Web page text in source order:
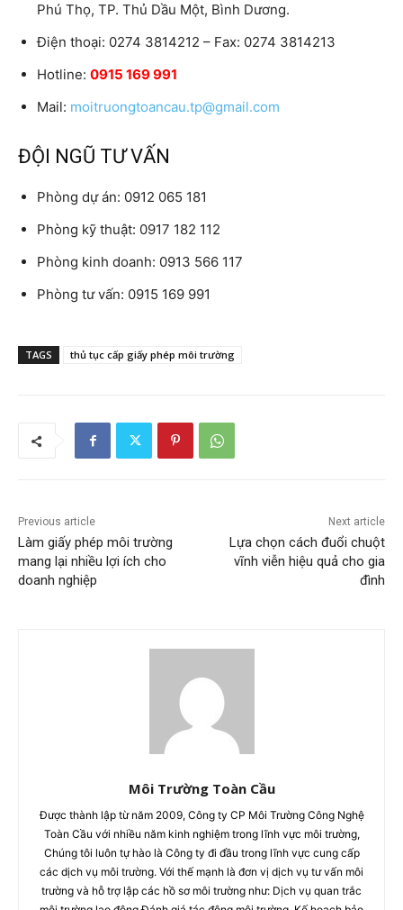
Phú Thọ, TP. Thủ Dầu Một, Bình Dương.
Điện thoại: 0274 3814212 – Fax: 0274 3814213
Hotline: 0915 169 991
Mail: moitruongtoancau.tp@gmail.com
ĐỘI NGŨ TƯ VẤN
Phòng dự án: 0912 065 181
Phòng kỹ thuật: 0917 182 112
Phòng kinh doanh: 0913 566 117
Phòng tư vấn: 0915 169 991
TAGS thủ tục cấp giấy phép môi trường
Previous article
Làm giấy phép môi trường
mang lại nhiều lợi ích cho
doanh nghiệp
Next article
Lựa chọn cách đuổi chuột
vĩnh viễn hiệu quả cho gia
đình
Môi Trường Toàn Cầu
Được thành lập từ năm 2009, Công ty CP Môi Trường Công Nghệ
Toàn Cầu với nhiều năm kinh nghiệm trong lĩnh vực môi trường,
Chúng tôi luôn tự hào là Công ty đi đầu trong lĩnh vực cung cấp
các dịch vụ môi trường. Với thế mạnh là đơn vị dịch vụ tư vấn môi
trường và hỗ trợ lập các hồ sơ môi trường như: Dịch vụ quan trắc